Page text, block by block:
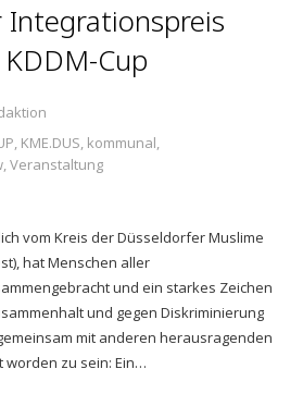
Integrationspreis
Cup
, KME.DUS, kommunal,
,Veranstaltung
vom Kreis der Düsseldorfer Muslime
hat Menschen aller
und ein starkes Zeichen
und gegen Diskriminierung
mit anderen herausragenden
worden zu sein: Ein…